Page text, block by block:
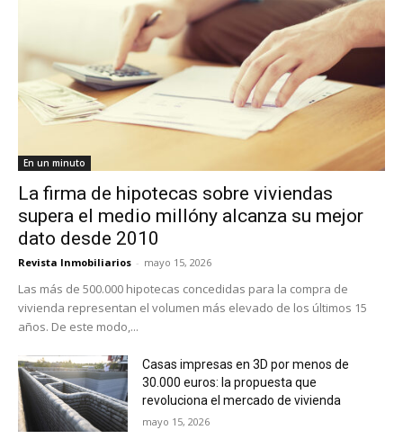
En un minuto
La firma de hipotecas sobre viviendas
supera el medio millóny alcanza su mejor
dato desde 2010
Revista Inmobiliarios - mayo 15, 2026
Las más de 500.000 hipotecas concedidas para la compra de
vivienda representan el volumen más elevado de los últimos 15
años. De este modo,...
Casas impresas en 3D por menos de
30.000 euros: la propuesta que
revoluciona el mercado de vivienda
mayo 15, 2026